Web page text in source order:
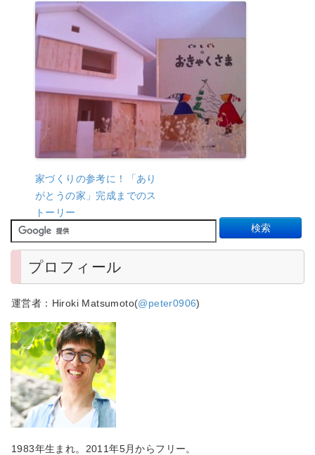
家づくりの参考に！「あり
がとうの家」完成までのス
トーリー
プロフィール
運営者：Hiroki Matsumoto(@peter0906)
1983年生まれ。2011年5月からフリー。